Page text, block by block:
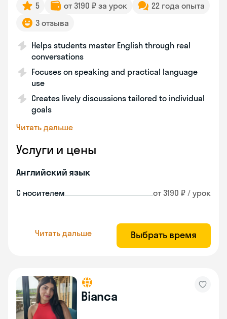
5 от 3190 ₽ за урок
22 года опыта
3 отзыва
Helps students master English through real
conversations
Focuses on speaking and practical language
use
Creates lively discussions tailored to individual
goals
Читать дальше
Услуги и цены
Английский язык
С носителем от 3190 ₽ / урок
Читать дальше Выбрать время
Bianca